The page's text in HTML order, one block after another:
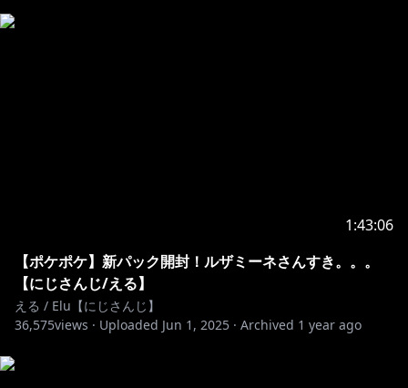
1:43:06
【ポケポケ】新パック開封！ルザミーネさんすき。。。
【にじさんじ/える】
える / Elu【にじさんじ】
36,575views · Uploaded Jun 1, 2025 · Archived 1 year ago